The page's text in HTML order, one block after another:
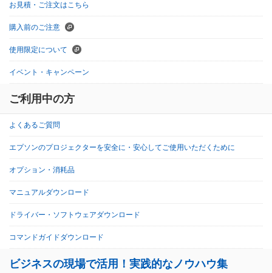
お見積・ご注文はこちら
購入前のご注意
使用限定について
イベント・キャンペーン
ご利用中の方
よくあるご質問
エプソンのプロジェクターを安全に・安心してご使用いただくために
オプション・消耗品
マニュアルダウンロード
ドライバー・ソフトウェアダウンロード
コマンドガイドダウンロード
ビジネスの現場で活用！実践的なノウハウ集